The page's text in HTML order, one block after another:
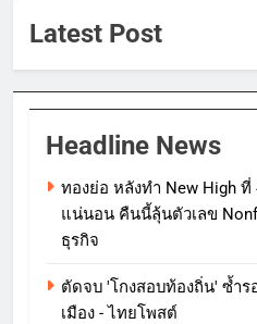
Latest Post
Headline News
ทองย่อ หลังทำ New High
แน่นอน คืนนี้ลุ้นตัวเลข
ธุรกิจ
ตัดจบ 'โกงสอบท้องถิ่น' ซ้ำร
เมือง - ไทยโพสต์